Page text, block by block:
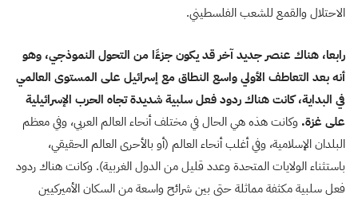
الاحتلال والقمع للشعب الفلسطيني.
رابعا، هناك عنصر جديد آخر قد يكون جزءًا من التحول النموذجي، وهو
أنه بعد التعاطف الأولي واسع النطاق مع إسرائيل على المستوى العالمي
في البداية، كانت هناك ردود فعل سلبية شديدة تجاه الحرب الإسرائيلية
على غزة. وكانت هذه هي الحال في مختلف أنحاء العالم العربي، وفي معظم
البلدان الإسلامية، وفي أغلب أنحاء العالم (أو بالأحرى العالم الحقيقي،
باستثناء الولايات المتحدة وعدد قليل من الدول الغربية). وكانت هناك ردود
فعل سلبية مكثفة مماثلة حتى بين شرائح واسعة من السكان الأميركيين